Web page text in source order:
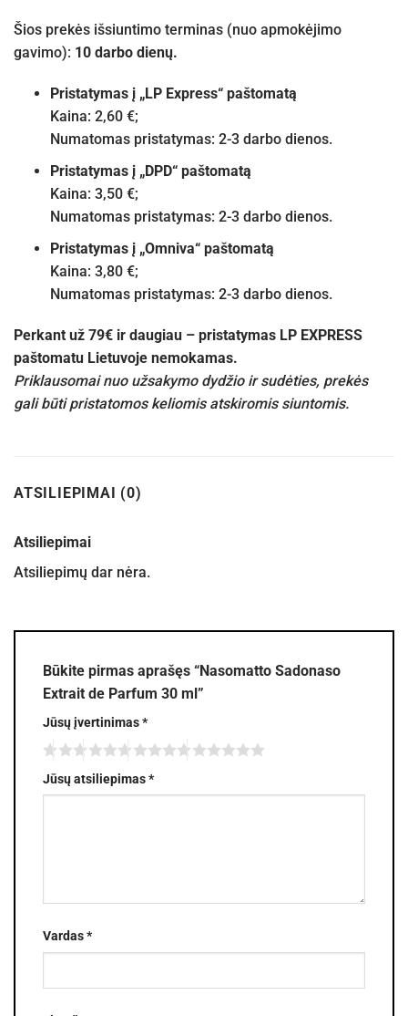
Šios prekės išsiuntimo terminas (nuo apmokėjimo
gavimo): 10 darbo dienų.
Pristatymas į „LP Express“ paštomatą
Kaina: 2,60 €;
Numatomas pristatymas: 2-3 darbo dienos.
Pristatymas į „DPD“ paštomatą
Kaina: 3,50 €;
Numatomas pristatymas: 2-3 darbo dienos.
Pristatymas į „Omniva“ paštomatą
Kaina: 3,80 €;
Numatomas pristatymas: 2-3 darbo dienos.
Perkant už 79€ ir daugiau – pristatymas LP EXPRESS
paštomatu Lietuvoje nemokamas.
Priklausomai nuo užsakymo dydžio ir sudėties, prekės
gali būti pristatomos keliomis atskiromis siuntomis.
ATSILIEPIMAI (0)
Atsiliepimai
Atsiliepimų dar nėra.
Būkite pirmas aprašęs “Nasomatto Sadonaso
Extrait de Parfum 30 ml”
Jūsų įvertinimas*
Jūsų atsiliepimas*
Vardas*